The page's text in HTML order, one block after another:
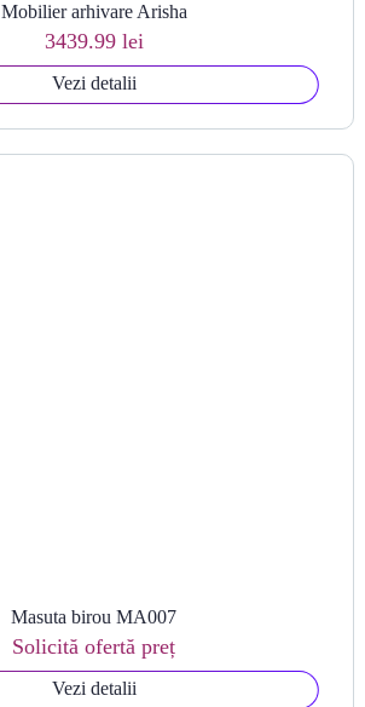
Mobilier arhivare Arisha
3439.99 lei
Vezi detalii
Masuta birou MA007
Solicită ofertă preț
Vezi detalii